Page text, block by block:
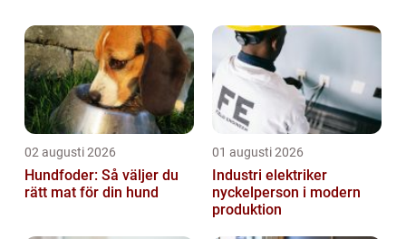
F&oum...
02 augusti 2026
Hundfoder: Så väljer du
rätt mat för din hund
01 augusti 2026
Industri elektriker
nyckelperson i modern
produktion